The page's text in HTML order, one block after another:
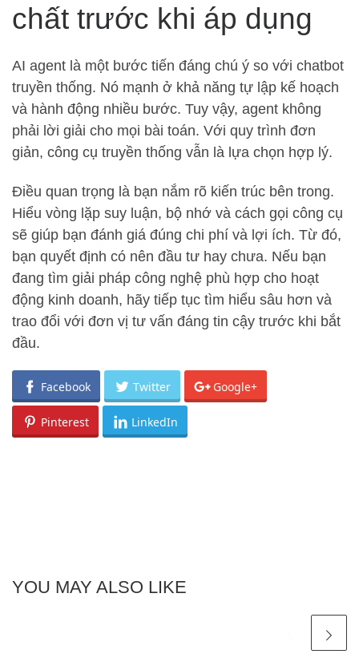
chất trước khi áp dụng
AI agent là một bước tiến đáng chú ý so với chatbot
truyền thống. Nó mạnh ở khả năng tự lập kế hoạch
và hành động nhiều bước. Tuy vậy, agent không
phải lời giải cho mọi bài toán. Với quy trình đơn
giản, công cụ truyền thống vẫn là lựa chọn hợp lý.
Điều quan trọng là bạn nắm rõ kiến trúc bên trong.
Hiểu vòng lặp suy luận, bộ nhớ và cách gọi công cụ
sẽ giúp bạn đánh giá đúng chi phí và lợi ích. Từ đó,
bạn quyết định có nên đầu tư hay chưa. Nếu bạn
đang tìm giải pháp công nghệ phù hợp cho hoạt
động kinh doanh, hãy tiếp tục tìm hiểu sâu hơn và
trao đổi với đơn vị tư vấn đáng tin cậy trước khi bắt
đầu.
Facebook Twitter Google+
Pinterest LinkedIn
YOU MAY ALSO LIKE